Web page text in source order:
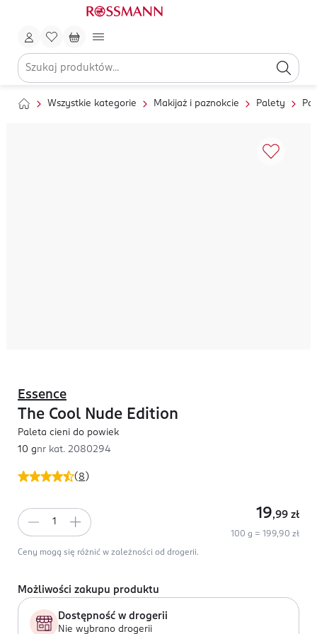
Wszystkie kategorie Makijaż i paznokcie Palety
( 8 )
Essence
The Cool Nude Edition
Paleta cieni do powiek
10 gnr kat. 2080294
19,99 zł
100 g = 199,90 zł
Ceny mogą się różnić w zależności od drogerii.
Możliwości zakupu produktu
Dostępność w drogerii
Nie wybrano drogerii